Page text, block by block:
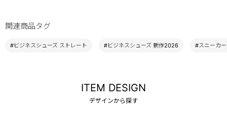
関連商品タグ
#ビジネスシューズ ストレート #ビジネスシューズ 新作2026 #スニーカ
ITEM DESIGN
デザインから探す